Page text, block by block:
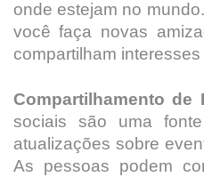
onde estejam no
você faça novas
compartilham
Compartilhamento de
sociais são uma
atualizações sobre
As pessoas podem